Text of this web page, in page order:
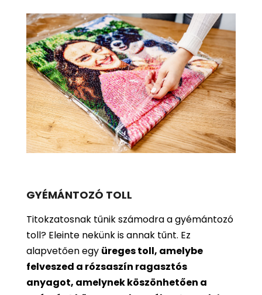
GYÉMÁNTOZÓ TOLL
Titokzatosnak tűnik számodra a gyémántozó
toll? Eleinte nekünk is annak tűnt. Ez
alapvetően egy üreges toll, amelybe
felveszed a rózsaszín ragasztós
anyagot, amelynek köszönhetően a